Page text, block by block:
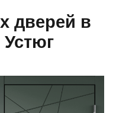
дверей в